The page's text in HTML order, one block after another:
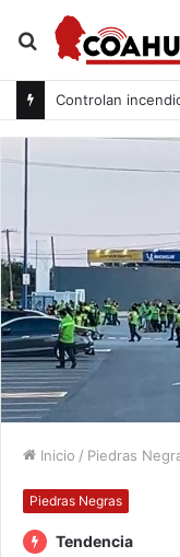
Buscar
Controlan
Inicio / Piedras
Piedras Negras
Tendencia